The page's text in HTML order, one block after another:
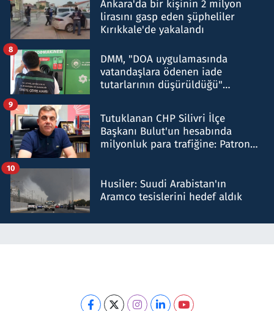
Ankara'da bir kişinin 2 milyon
lirasını gasp eden şüpheliler
Kırıkkale'de yakalandı
DMM, "DOA uygulamasında
vatandaşlara ödenen iade
tutarlarının düşürüldüğü"
8
Tutuklanan CHP Silivri İlçe
Başkanı Bulut'un hesabında
milyonluk para trafiğine: Patron
9
Husiler: Suudi Arabistan'ın
Aramco tesislerini hedef aldık
10